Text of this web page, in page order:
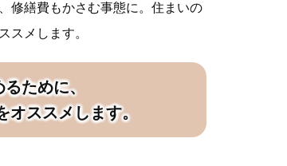
修繕費もかさむ事態に。住まいの
スメします。
ために、
ススメします。